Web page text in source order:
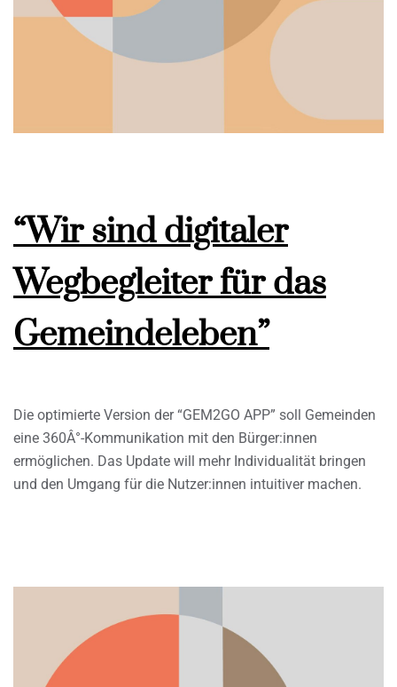
“Wir sind digitaler
Wegbegleiter für das
Gemeindeleben”
Die optimierte Version der “GEM2GO APP” soll Gemeinden
eine 360Â°-Kommunikation mit den Bürger:innen
ermöglichen. Das Update will mehr Individualität bringen
und den Umgang für die Nutzer:innen intuitiver machen.